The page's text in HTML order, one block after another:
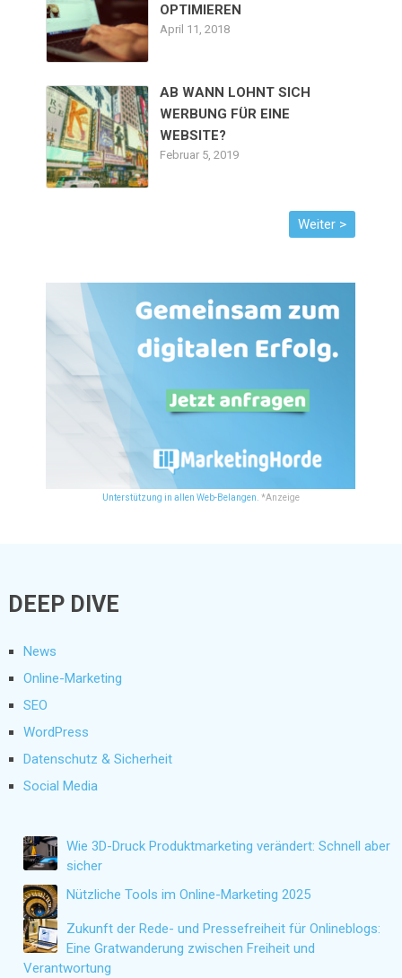
OPTIMIEREN
April 11, 2018
AB WANN LOHNT SICH
WERBUNG FÜR EINE
WEBSITE?
Februar 5, 2019
Unterstützung in allen Web-Belangen. *Anzeige
DEEP DIVE
News
Online-Marketing
SEO
WordPress
Datenschutz & Sicherheit
Social Media
Wie 3D-Druck Produktmarketing verändert: Schnell aber
sicher
Nützliche Tools im Online-Marketing 2025
Zukunft der Rede- und Pressefreiheit für Onlineblogs:
Eine Gratwanderung zwischen Freiheit und
Verantwortung